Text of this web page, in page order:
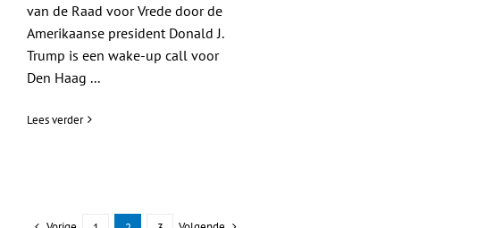
van de Raad voor Vrede door de
Amerikaanse president Donald J.
Trump is een wake-up call voor
Den Haag ...
Lees verder